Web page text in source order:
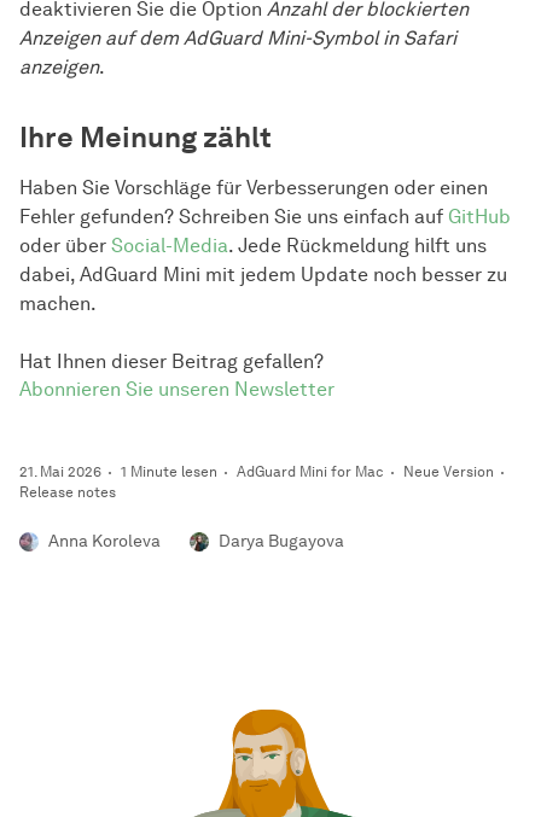
deaktivieren Sie die Option Anzahl der blockierten
Anzeigen auf dem AdGuard Mini-Symbol in Safari
anzeigen.
Ihre Meinung zählt
Haben Sie Vorschläge für Verbesserungen oder einen
Fehler gefunden? Schreiben Sie uns einfach auf GitHub
oder über Social-Media. Jede Rückmeldung hilft uns
dabei, AdGuard Mini mit jedem Update noch besser zu
machen.
Hat Ihnen dieser Beitrag gefallen?
Abonnieren Sie unseren Newsletter
21. Mai 2026 1 Minute lesen AdGuard Mini for Mac
Neue Version
Release notes
Anna Koroleva Darya Bugayova